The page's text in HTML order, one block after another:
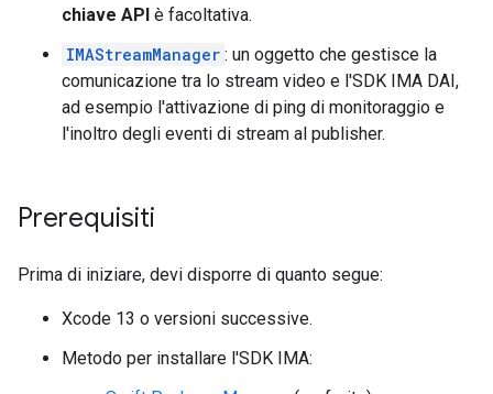
chiave API è facoltativa.
IMAStreamManager : un oggetto che gestisce la
comunicazione tra lo stream video e l'SDK IMA DAI,
ad esempio l'attivazione di ping di monitoraggio e
l'inoltro degli eventi di stream al publisher.
Prerequisiti
Prima di iniziare, devi disporre di quanto segue:
Xcode 13 o versioni successive.
Metodo per installare l'SDK IMA: